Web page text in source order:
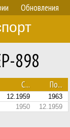
Обновления
898
С... По...
12.1959 1963
1950 12.1959